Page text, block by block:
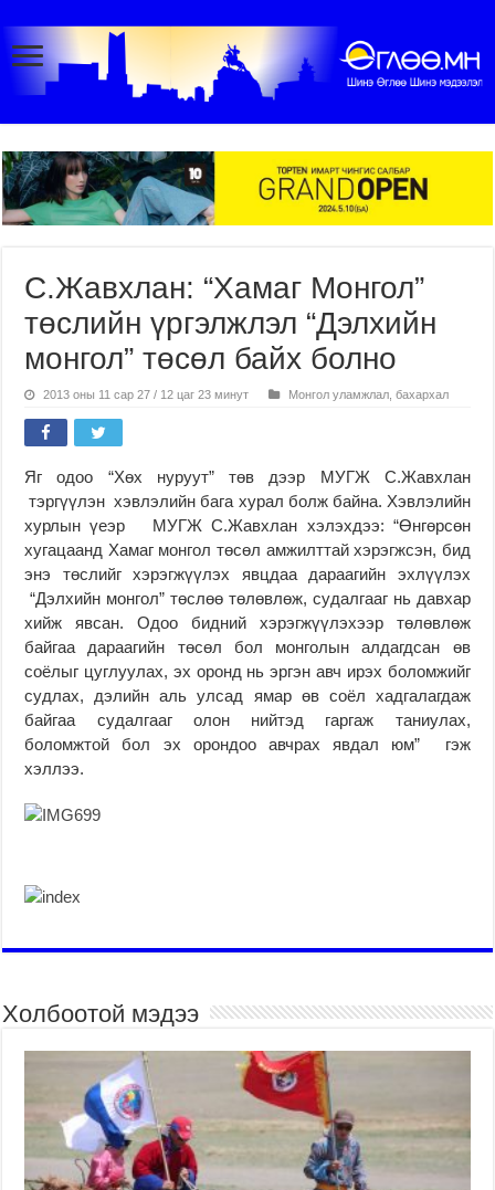
С.Жавхлан: “Хамаг Монгол”
төслийн үргэлжлэл “Дэлхийн
монгол” төсөл байх болно
2013 оны 11 сар 27 / 12 цаг 23 минут Монгол уламжлал, бахархал
Яг одоо “Хөх нуруут” төв дээр МУГЖ С.Жавхлан
тэргүүлэн хэвлэлийн бага хурал болж байна. Хэвлэлийн
хурлын үеэр МУГЖ С.Жавхлан хэлэхдээ: “Өнгөрсөн
хугацаанд Хамаг монгол төсөл амжилттай хэрэгжсэн, бид
энэ төслийг хэрэгжүүлэх явцдаа дараагийн эхлүүлэх
“Дэлхийн монгол” төслөө төлөвлөж, судалгааг нь давхар
хийж явсан. Одоо бидний хэрэгжүүлэхээр төлөвлөж
байгаа дараагийн төсөл бол монголын алдагдсан өв
соёлыг цуглуулах, эх оронд нь эргэн авч ирэх боломжийг
судлах, дэлийн аль улсад ямар өв соёл хадгалагдаж
байгаа судалгааг олон нийтэд гаргаж таниулах,
боломжтой бол эх орондоо авчрах явдал юм” гэж
хэллээ.
Холбоотой мэдээ